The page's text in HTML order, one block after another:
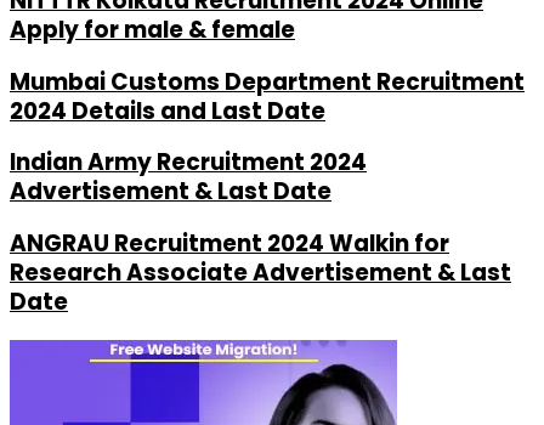
Apply for male & female
Mumbai Customs Department Recruitment
2024 Details and Last Date
Indian Army Recruitment 2024
Advertisement & Last Date
ANGRAU Recruitment 2024 Walkin for
Research Associate Advertisement & Last
Date